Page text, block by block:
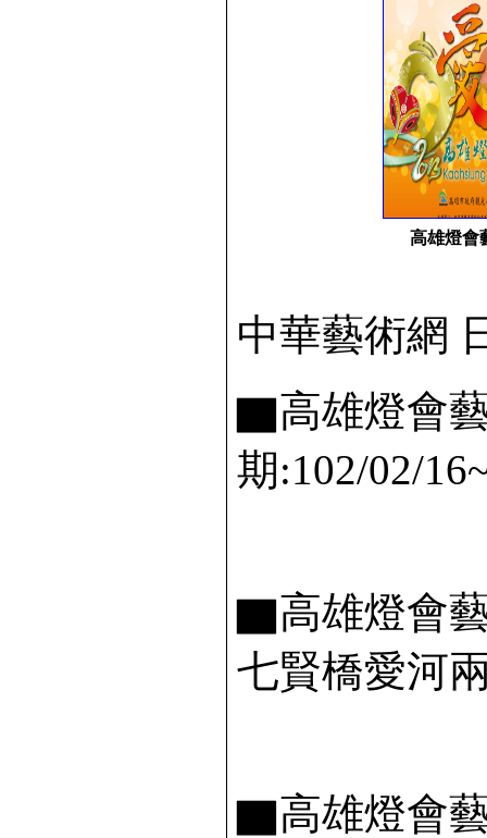
高雄燈會
中華藝術網
▇高雄燈會
期:102/02/
▇高雄燈會
七賢橋愛河
▇高雄燈會